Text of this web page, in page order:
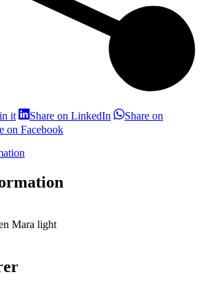
itShare
on
Pinterest
Share on LinkedIn ShareShare on
on FacebookShare
Mara light